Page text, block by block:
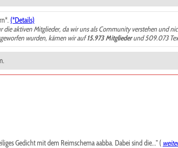
(*Details)
aktiven Mitglieder, da wir uns als Community verstehen und
wurden, kämen wir auf15.973 Mitgliederund 509.073
Gedicht mit dem Reimschema aabba. Dabei sind die..." (